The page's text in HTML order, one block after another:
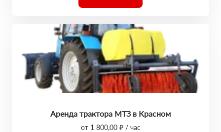
Аренда трактора МТЗ в Красном
от 1 800,00 ₽ / час